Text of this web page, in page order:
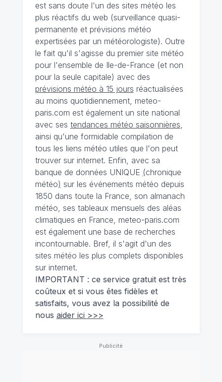
est sans doute l'un des sites météo les
plus réactifs du web (surveillance quasi-
permanente et prévisions météo
expertisées par un météorologiste). Outre
le fait qu'il s'agisse du premier site météo
pour l'ensemble de Ile-de-France (et non
pour la seule capitale) avec des
prévisions météo à 15 jours réactualisées
au moins quotidiennement, meteo-
paris.com est également un site national
avec ses tendances météo saisonnières,
ainsi qu'une formidable compilation de
tous les liens météo utiles que l'on peut
trouver sur internet. Enfin, avec sa
banque de données UNIQUE (chronique
météo) sur les événements météo depuis
1850 dans toute la France, son almanach
météo, ses tableaux mensuels des aléas
climatiques en France, meteo-paris.com
est également une base de recherches
incontournable. Bref, il s'agit d'un des
sites météo les plus complets disponibles
sur internet.
IMPORTANT : ce service gratuit est très
coûteux et si vous êtes fidèles et
satisfaits, vous avez la possibilité de
nous aider ici >>>